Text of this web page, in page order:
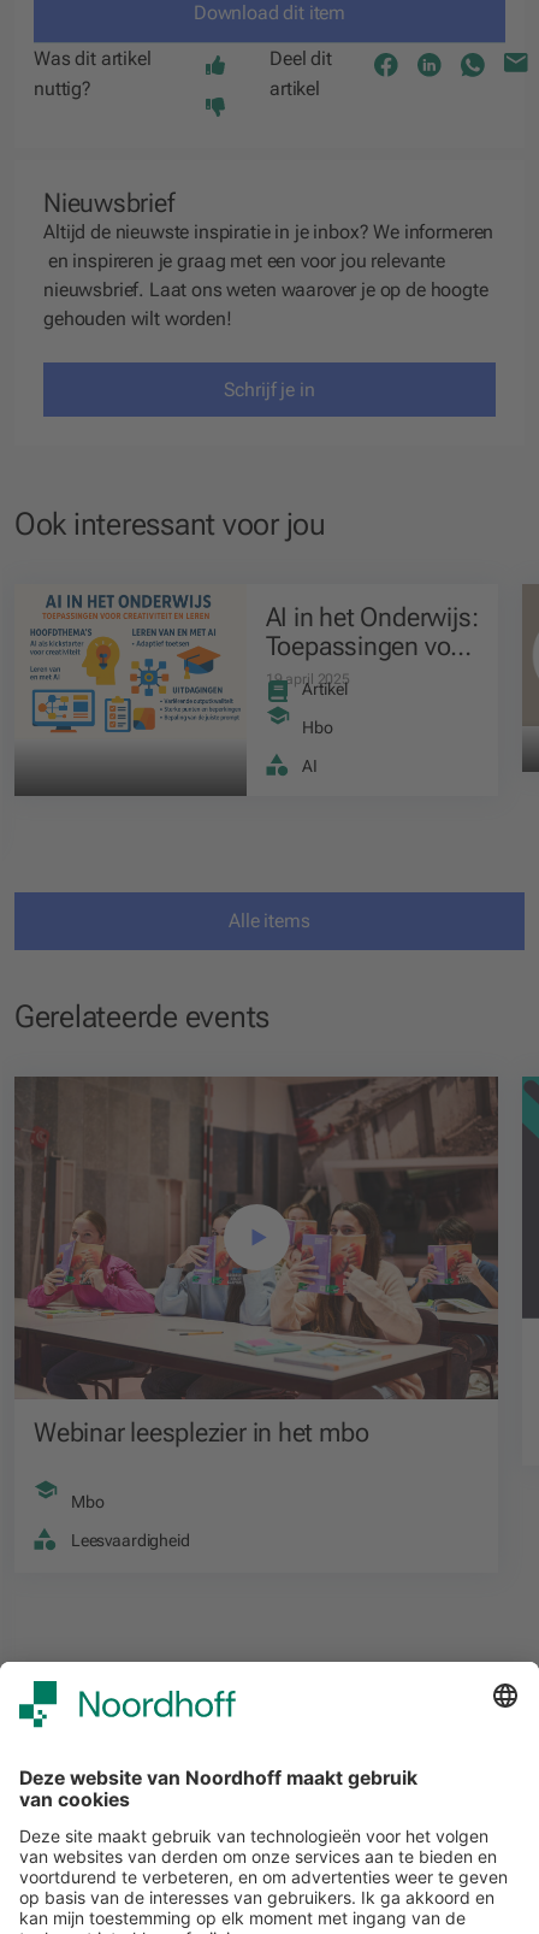
Download dit item
Was dit artikel
nuttig?
Deel dit
artikel
Nieuwsbrief
Altijd de nieuwste inspiratie in je inbox? We informeren
en inspireren je graag met een voor jou relevante
nieuwsbrief. Laat ons weten waarover je op de hoogte
gehouden wilt worden!
Schrijf je in
Ook interessant voor jou
AI in het Onderwijs:
Toepassingen voor
Creativiteit en
Leren
19 april 2025
Artikel
Hbo
AI
Alle items
Gerelateerde events
Webinar leesplezier in het mbo
Mbo
Leesvaardigheid
START
Volg ons